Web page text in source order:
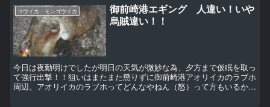
コウイカ・モンゴウイカ
御前崎港エギング 人違い！いや
烏賊違い！！
今日は夜勤明けでしたが明日の天気が微妙な為、夕方まで仮眠を取っ
て強行出撃！！狙いはまたまた懲りずに御前崎港アオリイカのラブホ
周辺。アオリイカのラブホってどんなやねん（怒）って方もいるかも